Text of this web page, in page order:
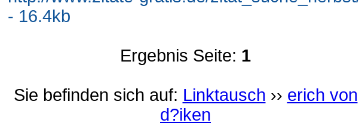
- 16.4kb
Ergebnis Seite: 1
Sie befinden sich auf: Linktausch ›› erich von
d?iken